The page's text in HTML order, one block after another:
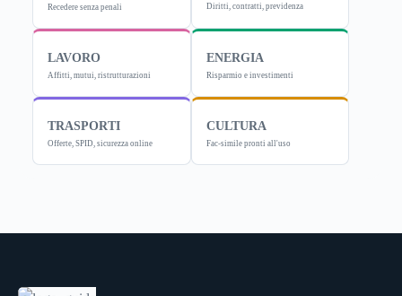
Recedere senza penali Diritti, contratti, previdenza
LAVORO
Affitti, mutui, ristrutturazioni
ENERGIA
Risparmio e investimenti
TRASPORTI
Offerte, SPID, sicurezza online
CULTURA
Fac-simile pronti all'uso